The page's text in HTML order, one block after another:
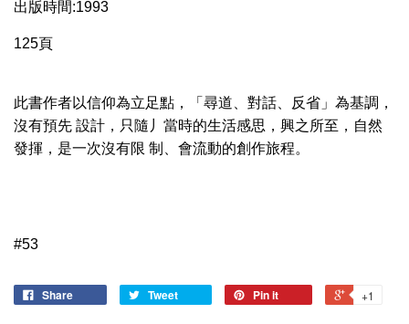
出版時間:1993
125頁
此書作者以信仰為立足點，「尋道、對話、反省」為基調，
沒有預先 設計，只隨丿當時的生活感思，興之所至，自然
發揮，是一次沒有限 制、會流動的創作旅程。
#53
Share Tweet Pin it +1